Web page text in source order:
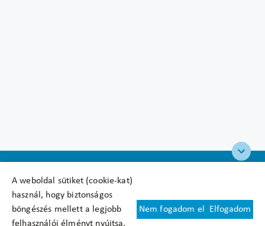
A weboldal sütiket (cookie-kat)
használ, hogy biztonságos
böngészés mellett a legjobb
felhasználói élményt nyújtsa.
Nem fogadom el Elfogadom
Felhasználási feltételek